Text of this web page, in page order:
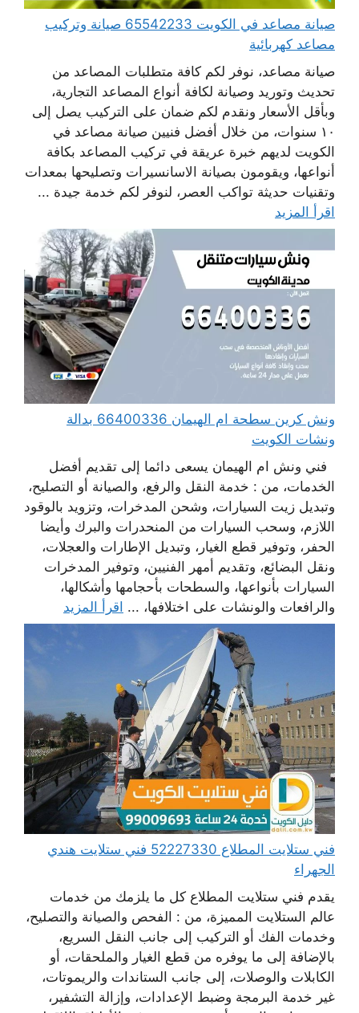
صيانة مصاعد في الكويت 65542233 صيانة وتركيب
مصاعد كهربائية
صيانة مصاعد، نوفر لكم كافة متطلبات المصاعد من
تحديث وتوريد وصيانة لكافة أنواع المصاعد التجارية،
وبأقل الأسعار ونقدم لكم ضمان على التركيب يصل إلى
١٠ سنوات، من خلال أفضل فنيين صيانة مصاعد في
الكويت لديهم خبرة عريقة في تركيب المصاعد بكافة
أنواعها، ويقومون بصيانة الاسانسيرات وتصليحها بمعدات
وتقنيات حديثة تواكب العصر، لنوفر لكم خدمة جيدة ...
اقرأ المزيد
ونش كرين سطحة ام الهيمان 66400336 بدالة
ونشات الكويت
فني ونش ام الهيمان يسعى دائما إلى تقديم أفضل
الخدمات، من : خدمة النقل والرفع، والصيانة أو التصليح،
وتبديل زيت السيارات، وشحن المدخرات، وتزويد بالوقود
اللازم، وسحب السيارات من المنحدرات والبرك وأيضا
الحفر، وتوفير قطع الغيار، وتبديل الإطارات والعجلات،
ونقل البضائع، وتقديم أمهر الفنيين، وتوفير المدخرات
السيارات بأنواعها، والسطحات بأحجامها وأشكالها،
والرافعات والونشات على اختلافها، ... اقرأ المزيد
فني ستلايت المطلاع 52227330 فني ستلايت هندي
الجهراء
يقدم فني ستلايت المطلاع كل ما يلزمك من خدمات
عالم الستلايت المميزة، من : الفحص والصيانة والتصليح،
وخدمات الفك أو التركيب إلى جانب النقل السريع،
بالإضافة إلى ما يوفره من قطع الغيار والملحقات، أو
الكابلات والوصلات، إلى جانب الستاندات والريموتات،
غير خدمة البرمجة وضبط الإعدادات، وإزالة التشفير،